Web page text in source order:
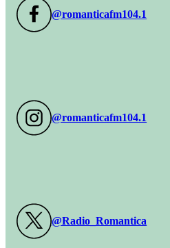
@romanticafm104.1
@romanticafm104.1
@Radio_Romantica